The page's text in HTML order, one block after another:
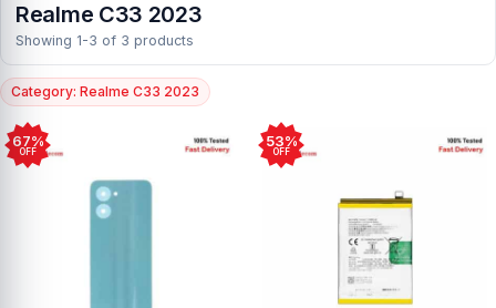
Realme C33 2023
Showing 1-3 of 3 products
Category: Realme C33 2023
67%
OFF
53%
OFF